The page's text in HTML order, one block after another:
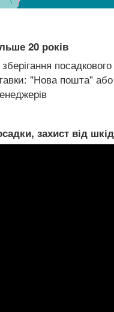
20 років
"Нова пошта"
захист від